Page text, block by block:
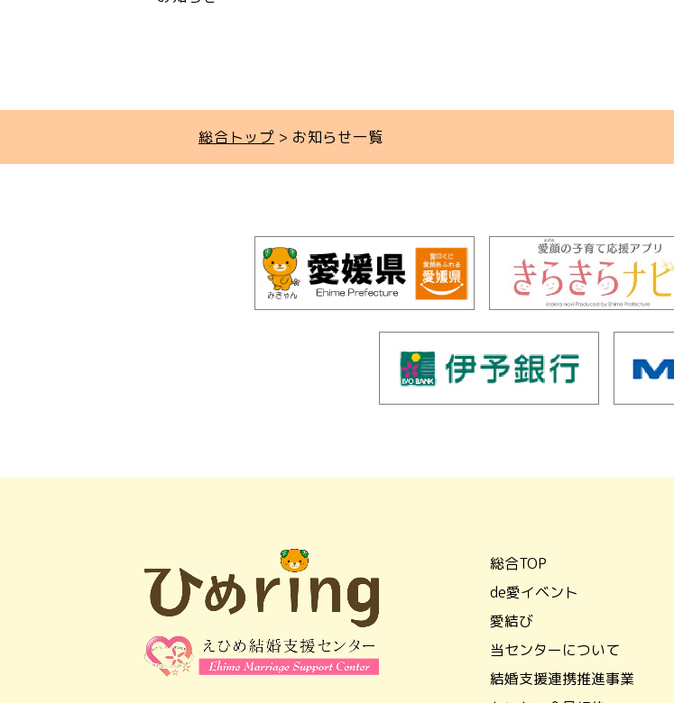
総合トップ お知らせ一覧
総合TOP
de愛イベント
愛結び
当センターについて
結婚支援連携推進事業